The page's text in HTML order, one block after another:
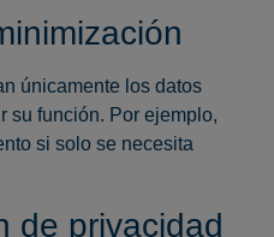
únicamente los datos
su función. Por ejemplo,
si solo se necesita
de privacidad